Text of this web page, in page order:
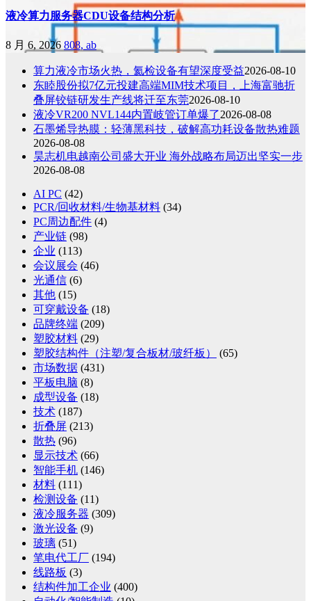
液冷算力服务器CDU设备结构分析
8 月 6, 2026 808, ab
算力液冷市场火热，氦检设备有望深度受益2026-08-10
东睦股份拟7亿元投建高端MIM技术项目，上海富驰折
叠屏铰链研发生产线将迁至东莞2026-08-10
液冷VR200 NVL144内置岐管订单爆了2026-08-08
石墨烯导热膜：轻薄黑科技，破解高功耗设备散热难题
2026-08-08
昊志机电越南公司盛大开业 海外战略布局迈出坚实一步
2026-08-08
AI PC (42)
PCR/回收材料/生物基材料 (34)
PC周边配件 (4)
产业链 (98)
企业 (113)
会议展会 (46)
光通信 (6)
其他 (15)
可穿戴设备 (18)
品牌终端 (209)
塑胶材料 (29)
塑胶结构件（注塑/复合板材/玻纤板）
(65)
市场数据 (431)
平板电脑 (8)
成型设备 (18)
技术 (187)
折叠屏 (213)
散热 (96)
显示技术 (66)
智能手机 (146)
材料 (111)
检测设备 (11)
液冷服务器 (309)
激光设备 (9)
玻璃 (51)
笔电代工厂 (194)
线路板 (3)
结构件加工企业 (400)